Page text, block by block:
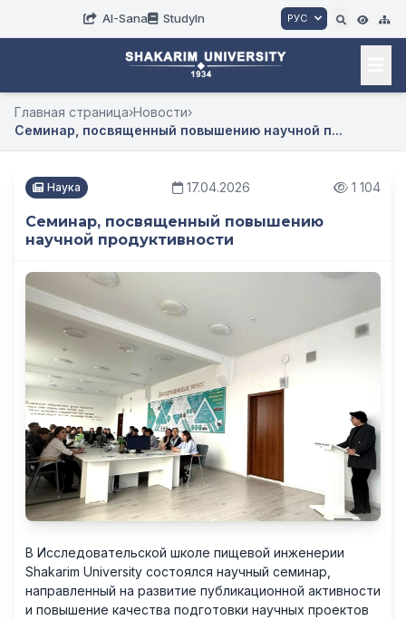
AI-Sana StudyIn РУС
Главная страница›Новости›
Семинар, посвященный повышению научной п...
Наука 17.04.2026 1 104
Семинар, посвященный повышению
научной продуктивности
В Исследовательской школе пищевой инженерии
Shakarim University состоялся научный семинар,
направленный на развитие публикационной активности
и повышение качества подготовки научных проектов